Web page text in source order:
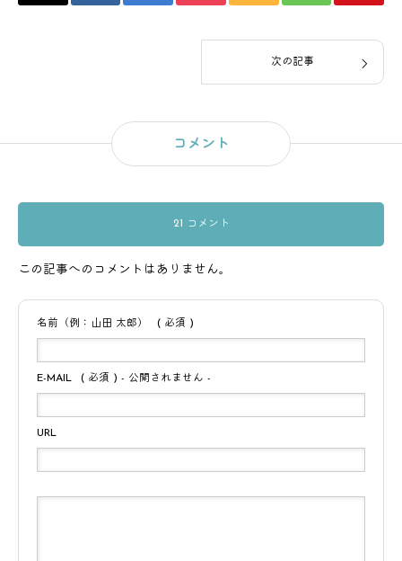
次の記事
コメント
21 コメント
この記事へのコメントはありません。
名前（例：山田 太郎） ( 必須 )
E-MAIL ( 必須 ) - 公開されません -
URL